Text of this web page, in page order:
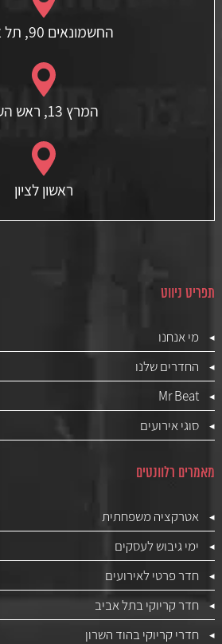
החשמונאים 90, תל אביב
המרץ 13, ראש העין
ראשון לציון
תפריט ניווט
מי אנחנו
החדרים שלנו
Mr Beat
סוגי אירועים
מאמרים רלוונטים
אטרקציה משפחתית
ימי גיבוש לעסקים
חדר פרטי לאירועים
חדר קריוקי בתל אביב
חדרי קריוקי בהוד השרון